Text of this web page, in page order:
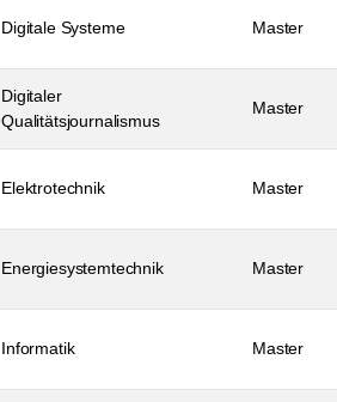
Digitale Systeme Master
Digitaler
Qualitätsjournalismus
Master
Elektrotechnik Master
Energiesystemtechnik Master
Informatik Master